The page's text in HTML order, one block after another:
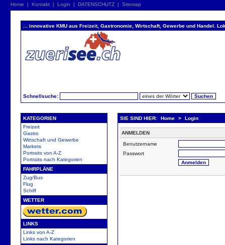
Home | Kontakt | Login | DATENSCHUTZ | Sitemap
... innovative KMU aus Freizeit, Gastronomie, Wirtschaft, Gewerbe und Handel.
Schnellsuche:
KATEGORIEN
Freizeit
Gastro
Wirtschaft und Gewerbe
Markets
Portraits von A-Z
Portraits nach Kategorien
FAHRPLÄNE
Zug/Bus
Flug
Schiff
WETTER
LINKS
Links von A-Z
Links nach Kategorien
SIE SIND HIER: Home > Login
ANMELDEN
Benutzername
Passwort